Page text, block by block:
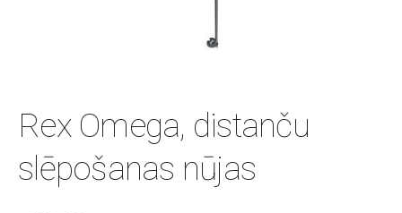
Rex Omega, distanču
slēpošanas nūjas